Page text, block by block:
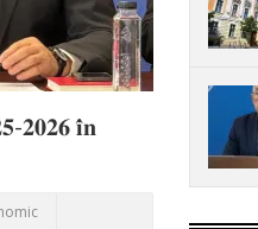
𝟐𝟎𝟐𝟔 𝐢̂𝐧